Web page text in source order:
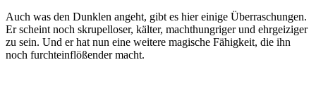
Auch was den Dunklen angeht, gibt es hier einige Überraschungen.
Er scheint noch skrupelloser, kälter, machthungriger und ehrgeiziger
zu sein. Und er hat nun eine weitere magische Fähigkeit, die ihn
noch furchteinflößender macht.